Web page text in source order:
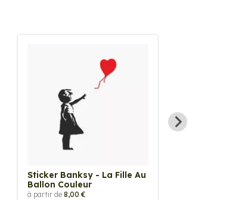
Sticker Banksy - La Fille Au
Ballon Couleur
à partir de 8,00 €